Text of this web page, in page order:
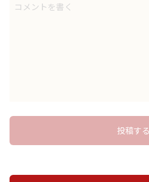
コメントを書く
投稿する